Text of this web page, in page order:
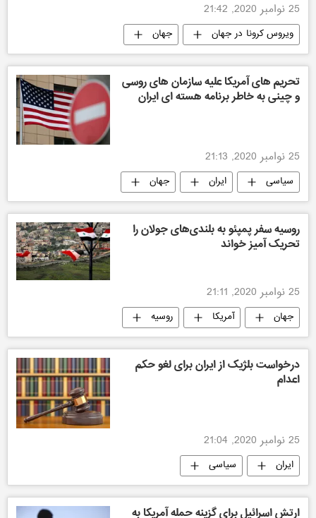
25 نوامبر 2020, 21:42
ویروس کرونا در جهان جهان
تحریم های آمریکا علیه سازمان های روسی
و چینی به خاطر برنامه هسته ای ایران
25 نوامبر 2020, 21:13
سیاسی ایران
جهان
آمریکا
روسیه
روسیه سفر پمپئو به بلندی‌های جولان را
تحریک آمیز خواند
25 نوامبر 2020, 21:11
جهان آمریکا
روسیه
سیاسی
درخواست بلژیک از ایران برای لغو حکم
اعدام
25 نوامبر 2020, 21:04
ایران سیاسی
ارتش اسرائیل برای گزینه حمله آمریکا به